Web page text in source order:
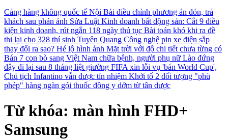
Cảng hàng không quốc tế Nội Bài điều chỉnh phương án đón, trả
khách sau phản ánh Sửa Luật Kinh doanh bất động sản: Cắt 9 điều
kiện kinh doanh, rút ngắn 118 ngày thủ tục Bài toán khó khi ra đề
thi lại cho 328 thí sinh Tuyên Quang Công nghệ pin xe điện sắp
thay đổi ra sao? Hé lộ hình ảnh Mặt trời với độ chi tiết chưa từng có
Bán 7 con bò sang Việt Nam chữa bệnh, người phụ nữ Lào đứng
dậy đi lại sau 8 tháng liệt giường FIFA xin lỗi vụ 'bán World Cup',
Chủ tịch Infantino vẫn được tín nhiệm Khởi tố 2 đối tượng "phù
phép" hàng ngàn gói thuốc đông y dởm từ tân dược
Từ khóa: màn hình FHD+
Samsung